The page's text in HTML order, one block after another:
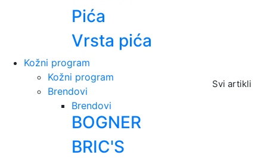
Pića
Vrsta pića
Kožni program
Svi artikli
Kožni program
Brendovi
Brendovi
BOGNER
BRIC'S